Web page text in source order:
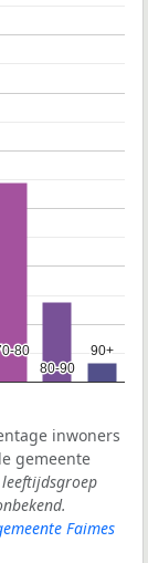
80
80
80-90
80-90
90+
90+
inwoners
gemeente
Faimes